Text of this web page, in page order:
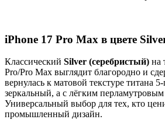
iPhone 17 Pro Max в цвете
Классический Silver (серебристый) на
Pro/Pro Max выглядит благородно и
вернулась к матовой текстуре титана
зеркальный, а с лёгким перламутровым
Универсальный выбор для тех, кто
промышленный дизайн.